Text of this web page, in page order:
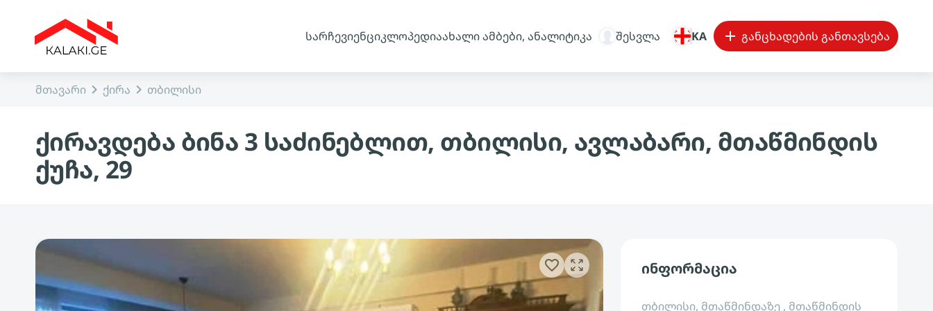
სარჩევიენციკლოპედიაახალი ამბები, ანალიტიკა შესვლა KA განცხადების განთავსება
მთავარი ქირა თბილისი
ქირავდება ბინა 3 საძინებლით, თბილისი, ავლაბარი, მთაწმინდის
ქუჩა, 29
ინფორმაცია
თბილისი, მთაწმინდაზე , მთაწმინდის